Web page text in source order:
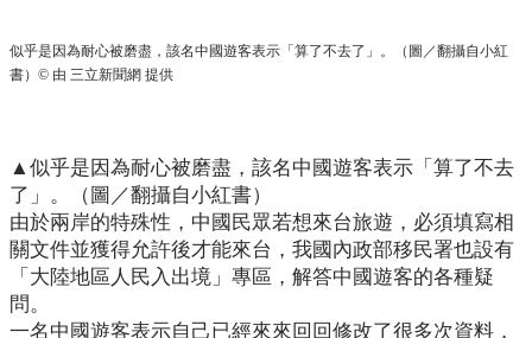
似乎是因為耐心被磨盡，該名中國遊客表示「算了不去了」。（圖／翻攝自小紅
書）© 由 三立新聞網 提供
▲似乎是因為耐心被磨盡，該名中國遊客表示「算了不去
了」。（圖／翻攝自小紅書）
由於兩岸的特殊性，中國民眾若想來台旅遊，必須填寫相
關文件並獲得允許後才能來台，我國內政部移民署也設有
「大陸地區人民入出境」專區，解答中國遊客的各種疑
問。
一名中國遊客表示自己已經來來回回修改了很多次資料，